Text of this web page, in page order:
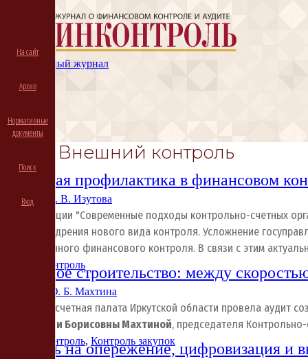
На сайт
Архив
Нормативные
документы
Поиск
Вход
Электронный журнал
Подписка
Тема: Внешний контроль
профилактика в финансовом
О. В. Изутова
конференции "Современные подходы контрольно-счетных
внедрения нового вида контроля. Усложнение
финансового контроля. В связи с этим
контрольстроительство: между
Ю. Б. Махтина
счетная палата Иркутской области провела аудит
Юлии Борисовны Махтиной, председателя
контроль, Контроль закупок
на опережение, цифровизация и